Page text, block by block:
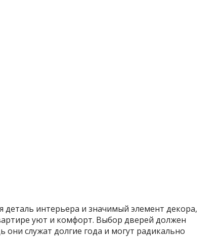
интерьера и значимый элемент декора,
уют и комфорт. Выбор дверей должен
служат долгие года и могут радикально